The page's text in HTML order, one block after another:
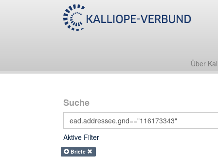
Über
Suche
Aktive Filter
Briefe